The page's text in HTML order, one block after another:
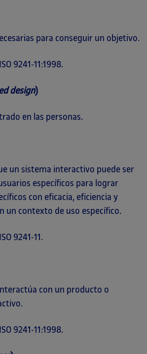
para conseguir un objetivo.
9241-11:1998.
design)
en las personas.
un sistema interactivo puede ser
específicos para lograr
con eficacia, eficiencia y
un contexto de uso específico.
9241-11.
con un producto o
9241-11:1998.